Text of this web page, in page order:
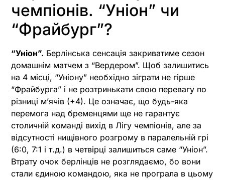
чемпіонів. “Уніон” чи
“Фрайбург”?
“Уніон”. Берлінська сенсація закриватиме сезон
домашнім матчем з “Вердером”. Щоб залишитись
на 4 місці, “Уніону” необхідно зіграти не гірше
“Фрайбурга” і не розтринькати свою перевагу по
різниці м’ячів (+4). Це означає, що будь-яка
перемога над бременцями ще не гарантує
столичній команді вихід в Лігу чемпіонів, але за
відсутності нищівного розгрому в паралельній грі
(6:0, 7:1 і т.д.) в четвірці залишиться саме “Уніон”.
Втрату очок берлінців не розглядаємо, бо вони
стали єдиною командою, яка не програла в цьому